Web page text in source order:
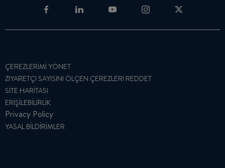
ÇEREZLERIMI YÖNET
ZIYARETÇI SAYISINI ÖLÇEN ÇEREZLERI REDDET
SITE HARITASI
ERIŞILEBILIRLIK
Privacy Policy
YASAL BILDIRIMLER